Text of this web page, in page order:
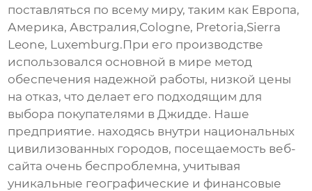
поставляться по всему миру, таким как Европа,
Америка, Австралия,Cologne, Pretoria,Sierra
Leone, Luxemburg.При его производстве
использовался основной в мире метод
обеспечения надежной работы, низкой цены
на отказ, что делает его подходящим для
выбора покупателями в Джидде. Наше
предприятие. находясь внутри национальных
цивилизованных городов, посещаемость веб-
сайта очень беспроблемна, учитывая
уникальные географические и финансовые